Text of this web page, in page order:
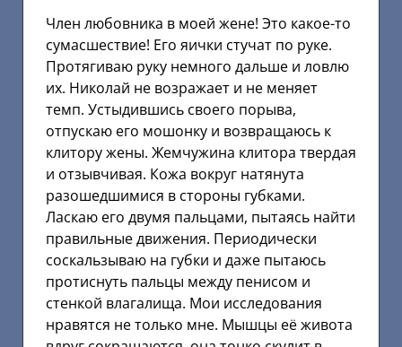
Член любовника в моей жене! Это какое-то
сумасшествие! Его яички стучат по руке.
Протягиваю руку немного дальше и ловлю
их. Николай не возражает и не меняет
темп. Устыдившись своего порыва,
отпускаю его мошонку и возвращаюсь к
клитору жены. Жемчужина клитора твердая
и отзывчивая. Кожа вокруг натянута
разошедшимися в стороны губками.
Ласкаю его двумя пальцами, пытаясь найти
правильные движения. Периодически
соскальзываю на губки и даже пытаюсь
протиснуть пальцы между пенисом и
стенкой влагалища. Мои исследования
нравятся не только мне. Мышцы её живота